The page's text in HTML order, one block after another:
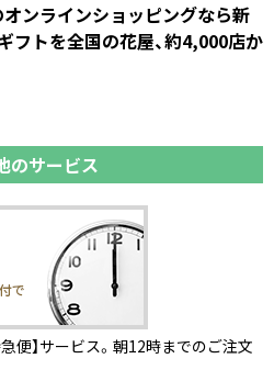
ンラインショッピングなら新
フトを全国の花屋、約4,000店か
のサービス
便】サービス。朝12時までのご注文